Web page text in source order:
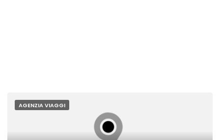
AGENZIA VIAGGI